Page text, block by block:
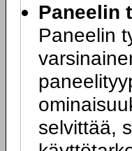
Paneelin
Paneelin
selvittää,